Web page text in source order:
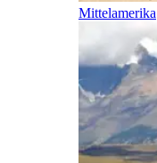
Mittelamerika